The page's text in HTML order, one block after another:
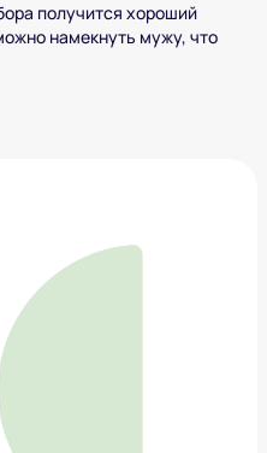
получится хороший
намекнуть мужу, что
собак
₽